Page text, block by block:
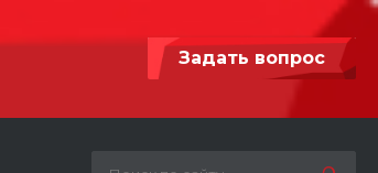
HPL, Сталь с порошковой покраской
Задать вопрос